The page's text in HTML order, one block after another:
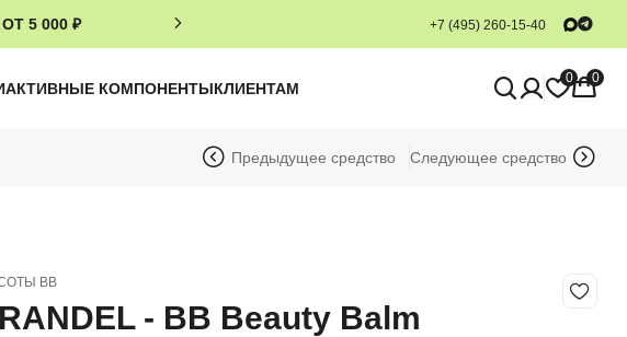
5 000 ₽ +7 (495) 260-15-40
АКТИВНЫЕ КОМПОНЕНТЫКЛИЕНТАМ
0 0
Предыдущее средство Следующее средство
ВВ
- BB Beauty Balm